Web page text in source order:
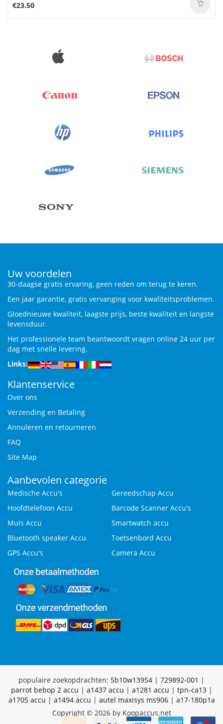
€23.50
Uw voordelen
30-daagse gratis ervaring, geen reden om terug te keren.
Een jaar garantie, gratis vervanging voor kwaliteitsproblemen.
Gloednieuwe kwaliteit, laagste prijs, beste kwaliteit en langste
levensduur.
Het professionele team beantwoordt vragen online 24 uur per
dag met snelle levering.
Links:
Klantenservice
Over ons
Verzending en Betaling
Annuleren en retourneren
FAQ
Site Map
Aanbevolen categorie
Medische Accu's
Gereedschap Accu
Hoofdtelefoon Accu
Barcode Scanner Accu's
Muis Accu
Smartwatch accu
Bluetooth speaker Accu
Toetsenbord Accu
GPS Accu's
Camera Accu
populaire zoekopdrachten: 5b10w13954 | 729892-001 |
parrot bebop 2 accu | a1437 accu | a1281 accu | tpn-ca13|
a1705 accu | a1494 accu | autel maxisys ms906| a17-180p1a
Copyright © 2026 by Koopaccus.net